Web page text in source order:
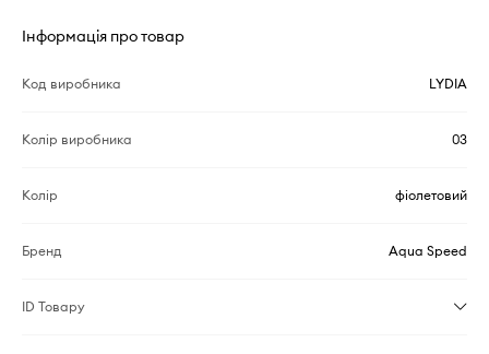
Інформація про товар
Код виробника LYDIA
Колір виробника 03
Колір фіолетовий
Бренд Aqua Speed
ID Товару